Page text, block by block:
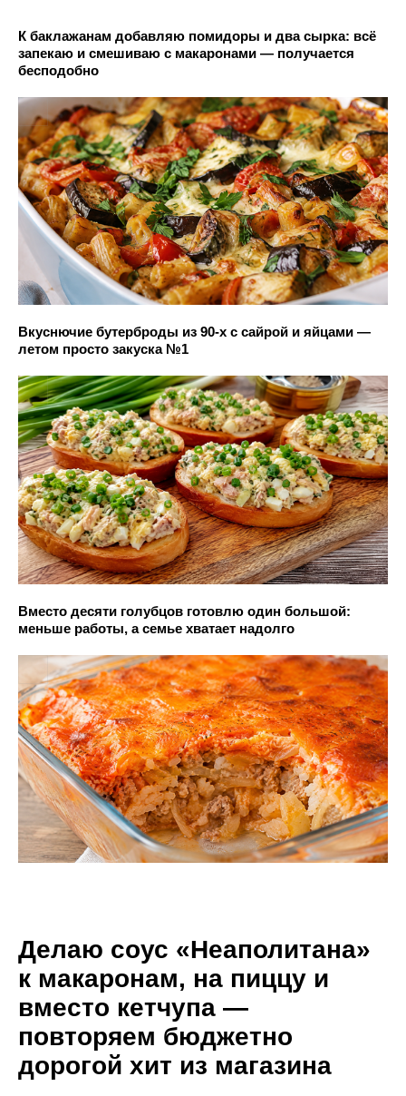
К баклажанам добавляю помидоры и два сырка: всё
запекаю и смешиваю с макаронами — получается
бесподобно
Вкуснючие бутерброды из 90-х с сайрой и яйцами —
летом просто закуска №1
Вместо десяти голубцов готовлю один большой:
меньше работы, а семье хватает надолго
Делаю соус «Неаполитана»
к макаронам, на пиццу и
вместо кетчупа —
повторяем бюджетно
дорогой хит из магазина